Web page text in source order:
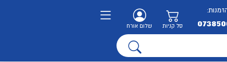
סל קניות שלום אורח